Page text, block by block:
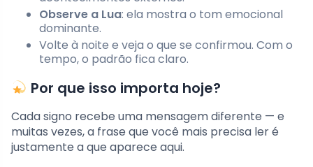
Observe a Lua: ela mostra o tom emocional
dominante.
Volte à noite e veja o que se confirmou. Com o
tempo, o padrão fica claro.
Por que isso importa hoje?
Cada signo recebe uma mensagem diferente — e
muitas vezes, a frase que você mais precisa ler é
justamente a que aparece aqui.